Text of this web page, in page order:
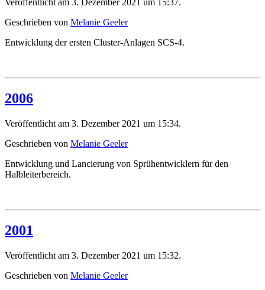
Veröffentlicht am 3. Dezember 2021 um 15:37.
Geschrieben von Melanie Geeler
Entwicklung der ersten Cluster-Anlagen SCS-4.
2006
Veröffentlicht am 3. Dezember 2021 um 15:34.
Geschrieben von Melanie Geeler
Entwicklung und Lancierung von Sprühentwicklern für den
Halbleiterbereich.
2001
Veröffentlicht am 3. Dezember 2021 um 15:32.
Geschrieben von Melanie Geeler